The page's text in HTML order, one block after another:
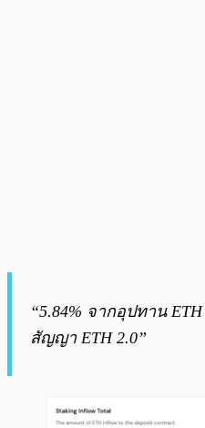
“5.84% จากอุปทาน
สัญญา ETH 2.0”